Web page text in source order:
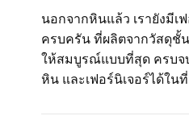
นอกจากหินแล้ว เรายังมีเ
ครบครัน ที่ผลิตจากวัสดุชั้
ให้สมบูรณ์แบบที่สุด ครบจ
หิน และเฟอร์นิเจอร์ได้ในที่